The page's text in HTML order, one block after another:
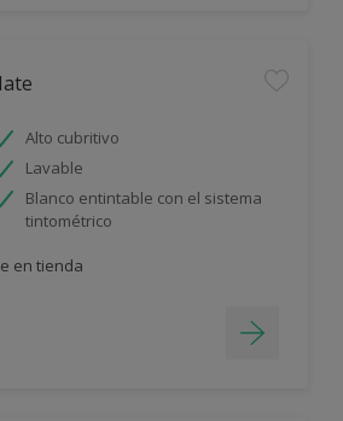
Alto cubritivo
Lavable
Blanco entintable con el sistema
tintométrico
en tienda